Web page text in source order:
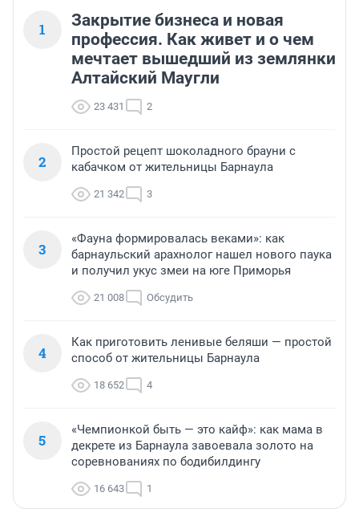
1
Закрытие бизнеса и новая
профессия. Как живет и о чем
мечтает вышедший из землянки
Алтайский Маугли
23 431 2
2
Простой рецепт шоколадного брауни с
кабачком от жительницы Барнаула
21 342 3
3
«Фауна формировалась веками»: как
барнаульский арахнолог нашел нового паука
и получил укус змеи на юге Приморья
21 008 Обсудить
4
Как приготовить ленивые беляши — простой
способ от жительницы Барнаула
18 652 4
5
«Чемпионкой быть — это кайф»: как мама в
декрете из Барнаула завоевала золото на
соревнованиях по бодибилдингу
16 643 1